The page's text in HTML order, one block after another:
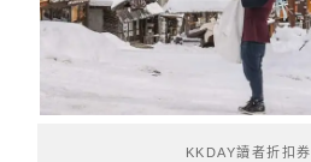
KKDAY讀者折扣券